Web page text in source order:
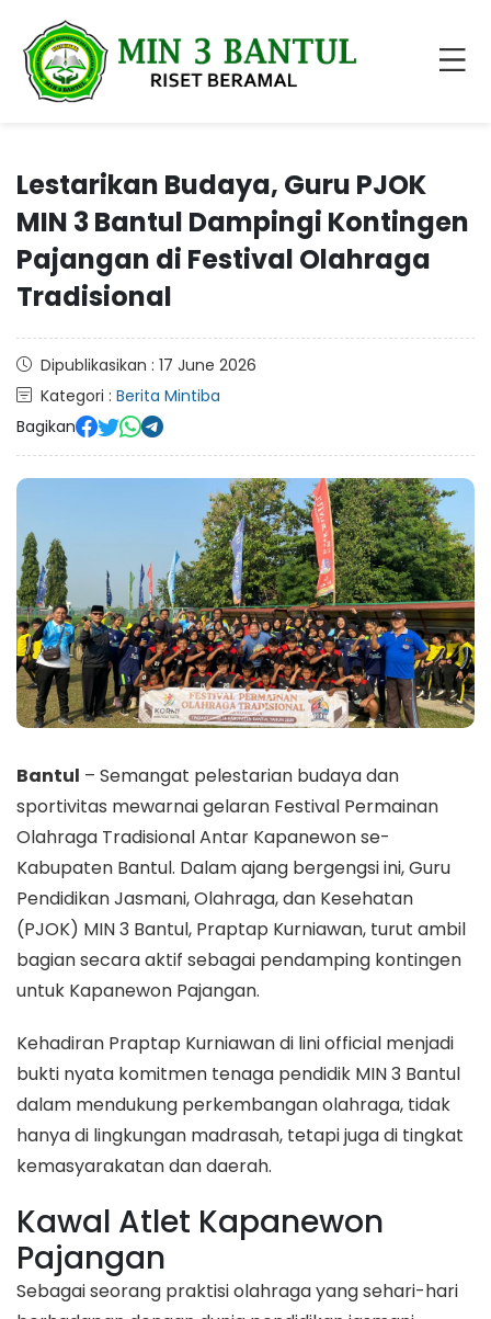
Lestarikan Budaya, Guru PJOK
MIN 3 Bantul Dampingi Kontingen
Pajangan di Festival Olahraga
Tradisional
Dipublikasikan : 17 June 2026
Kategori : Berita Mintiba
Bagikan
Bantul – Semangat pelestarian budaya dan
sportivitas mewarnai gelaran Festival Permainan
Olahraga Tradisional Antar Kapanewon se-
Kabupaten Bantul. Dalam ajang bergengsi ini, Guru
Pendidikan Jasmani, Olahraga, dan Kesehatan
(PJOK) MIN 3 Bantul, Praptap Kurniawan, turut ambil
bagian secara aktif sebagai pendamping kontingen
untuk Kapanewon Pajangan.
​Kehadiran Praptap Kurniawan di lini official menjadi
bukti nyata komitmen tenaga pendidik MIN 3 Bantul
dalam mendukung perkembangan olahraga, tidak
hanya di lingkungan madrasah, tetapi juga di tingkat
kemasyarakatan dan daerah.
​Kawal Atlet Kapanewon
Pajangan
​Sebagai seorang praktisi olahraga yang sehari-hari